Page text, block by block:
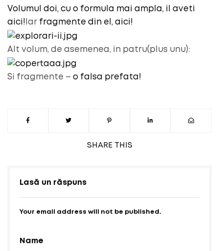
SHARE THIS
Volumul doi, cu o formula mai ampla, il aveti
aici! Iar fragmente din el, aici!
Alt volum, de asemenea, in patru(plus unu):
Si fragmente – o falsa prefata!
Lasă un răspuns
Your email address will not be published.
Name